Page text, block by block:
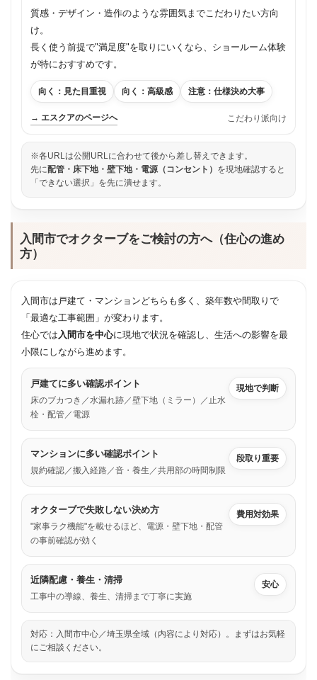
質感・デザイン・造作のような雰囲気までこだわりたい方向
け。
長く使う前提で"満足度"を取りにいくなら、ショールーム体験
が特におすすめです。
向く：見た目重視 向く：高級感 注意：仕様決め大事
→ エスクアのページへ こだわり派向け
※各URLは公開URLに合わせて後から差し替えできます。
先に配管・床下地・壁下地・電源（コンセント） を現地確認すると
「できない選択」を先に潰せます。
入間市でオクターブをご検討の方へ（住心の進め
方）
入間市は戸建て・マンションどちらも多く、築年数や間取りで
「最適な工事範囲」が変わります。
住心では 入間市を中心に現地で状況を確認し、生活への影響を最
小限にしながら進めます。
戸建てに多い確認ポイント
床のブカつき／水漏れ跡／壁下地（ミラー）／止水
栓・配管／電源
現地で判断
マンションに多い確認ポイント
規約確認／搬入経路／音・養生／共用部の時間制限
段取り重要
オクターブで失敗しない決め方
"家事ラク機能"を載せるほど、電源・壁下地・配管
の事前確認が効く
費用対効果
近隣配慮・養生・清掃
工事中の導線、養生、清掃まで丁寧に実施
安心
対応：入間市中心／埼玉県全域（内容により対応）。まずはお気軽
にご相談ください。